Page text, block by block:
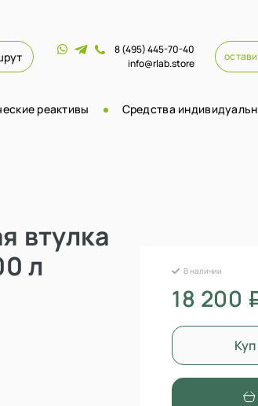
8 (495) 445-70-40
info@rlab.store
реактивы Средства
втулка
л
В наличии
18 200